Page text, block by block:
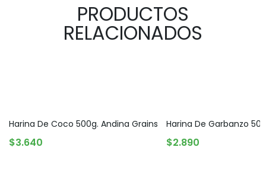
PRODUCTOS
RELACIONADOS
Harina De Coco 500g. Andina Grains
$3.640
Harina De Garbanzo
$2.890